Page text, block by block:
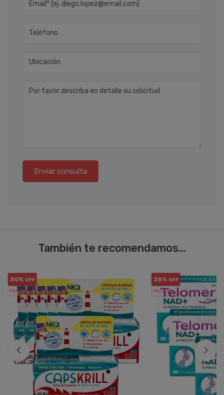
Email* (ej. diego.lopez@email.com)
Teléfono
Ubicación
Por favor describa en detalle su solicitud
Enviar consulta
También te recomendamos...
30% OFF
PACK x6u.
28% OFF
PACK x3u.